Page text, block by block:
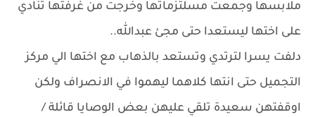
ملابسها وجمعت مسلتزماتها وخرجت من غرفتها تنادي
على اختها ليستعدا حتى مجئ عبدالله..
دلفت يسرا لترتدي وتستعد بالذهاب مع اختها الي مركز
التجميل حتى انتها كلاهما ليهموا في الانصراف ولكن
اوقفتهن سعيدة تلقي عليهن بعض الوصايا قائلة /